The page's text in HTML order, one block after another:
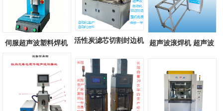
伺服超声波塑料焊机
长翔新款伺...
活性炭滤芯切割封边机
超声波滚焊机 超声波